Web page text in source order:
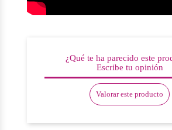
¿Qué te ha parecido este
Escribe tu opinión
Valorar este producto